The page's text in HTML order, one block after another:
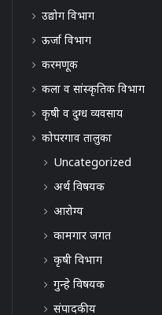
उद्योग विभाग
ऊर्जा विभाग
करमणूक
कला व सांस्कृतिक विभाग
कृषी व दुग्ध व्यवसाय
कोपरगाव तालुका
Uncategorized
अर्थ विषयक
आरोग्य
कामगार जगत
कृषी विभाग
गुन्हे विषयक
संपादकीय